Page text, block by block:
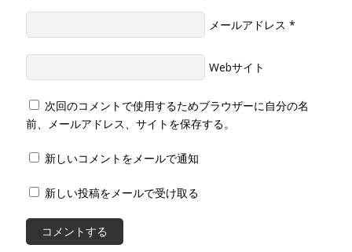
メールアドレス *
Webサイト
次回のコメントで使用するためブラウザーに自分の名
前、メールアドレス、サイトを保存する。
新しいコメントをメールで通知
新しい投稿をメールで受け取る